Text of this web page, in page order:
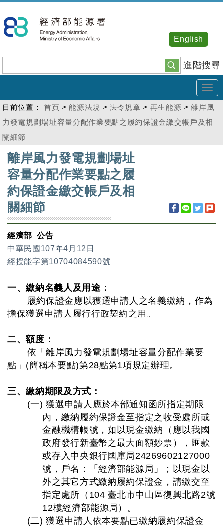
到
主
內
容
進階搜尋
English
目前位置： 首頁 >能源法規 >法令規章 > 再生能源 >離岸風
力發電規劃場址容量分配作業要點之履約保證金繳交帳戶及相
關細節
:::
離岸風力發電規劃場址
容量分配作業要點之履
約保證金繳交帳戶及相
關細節
經濟部 公告
中華民國107年4月12日
經授能字第10704084590號
一、繳納名義人及用途：
履約保證金應以獲選申請人之名義繳納，作為
擔保獲選申請人履行行政契約之用。
二、額度：
依「離岸風力發電規劃場址容量分配作業要
點」(簡稱本要點)第28點第1項規定辦理。
三、繳納期限及方式：
(一) 獲選申請人應於本部通知函所指定期限
內，繳納履約保證金至指定之收受處所或
金融機構帳號，如以現金繳納（應以我國
政府發行新臺幣之最大面額鈔票），匯款
或存入中央銀行國庫局24269602127000
號，戶名：「經濟部能源局」；以現金以
外之其它方式繳納履約保證金，請繳交至
指定處所（104 臺北市中山區復興北路2號
12樓經濟部能源局）。
(二) 獲選申請人依本要點已繳納履約保證金